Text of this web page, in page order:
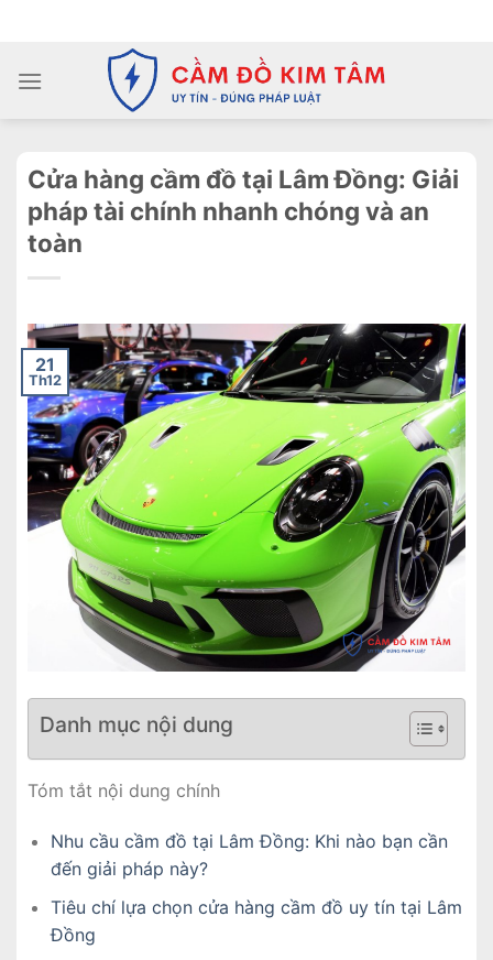
dung
Cửa hàng cầm đồ tại Lâm Đồng: Giải
pháp tài chính nhanh chóng và an
toàn
21
Th12
Danh mục nội dung
Tóm tắt nội dung chính
Nhu cầu cầm đồ tại Lâm Đồng: Khi nào bạn cần
đến giải pháp này?
Tiêu chí lựa chọn cửa hàng cầm đồ uy tín tại Lâm
Đồng